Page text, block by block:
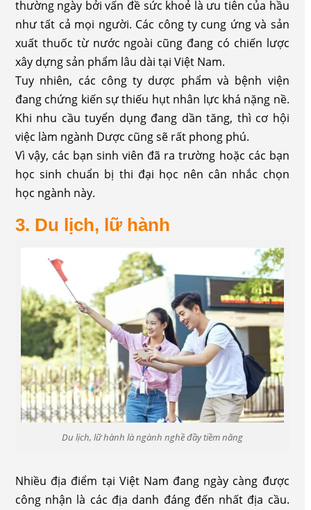
thường ngày bởi vấn đề sức khoẻ là ưu tiên của hầu
như tất cả mọi người. Các công ty cung ứng và sản
xuất thuốc từ nước ngoài cũng đang có chiến lược
xây dựng sản phẩm lâu dài tại Việt Nam.
Tuy nhiên, các công ty dược phẩm và bệnh viện
đang chứng kiến sự thiếu hụt nhân lực khá nặng nề.
Khi nhu cầu tuyển dụng đang dần tăng, thì cơ hội
việc làm ngành Dược cũng sẽ rất phong phú.
Vì vậy, các bạn sinh viên đã ra trường hoặc các bạn
học sinh chuẩn bị thi đại học nên cân nhắc chọn
học ngành này.
3. Du lịch, lữ hành
Du lịch, lữ hành là ngành nghề đầy tiềm năng
Nhiều địa điểm tại Việt Nam đang ngày càng được
công nhận là các địa danh đáng đến nhất địa cầu.